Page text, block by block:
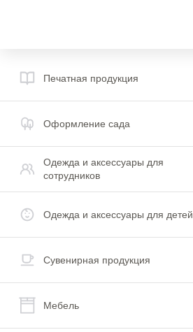
Печатная продукция
Оформление сада
Одежда и аксессуары для
сотрудников
Одежда и аксессуары для детей
Сувенирная продукция
Мебель